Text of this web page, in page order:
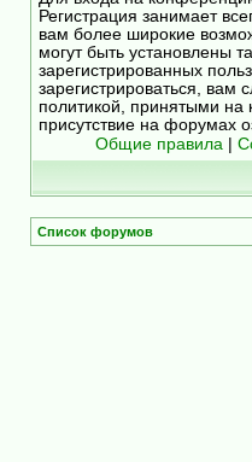
Регистрация занимает
вам более широкие
могут быть установлены
зарегистрированных
зарегистрироваться, вам
политикой, принятыми
присутствие на форумах
Общие правила
Список форумов